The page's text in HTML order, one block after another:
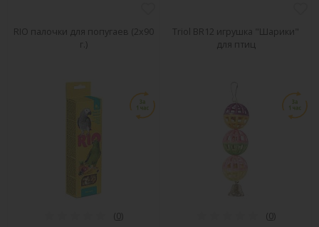
RIO палочки для попугаев (2х90
г.)
(0)
Triol BR12 игрушка "Шарики"
для птиц
(0)